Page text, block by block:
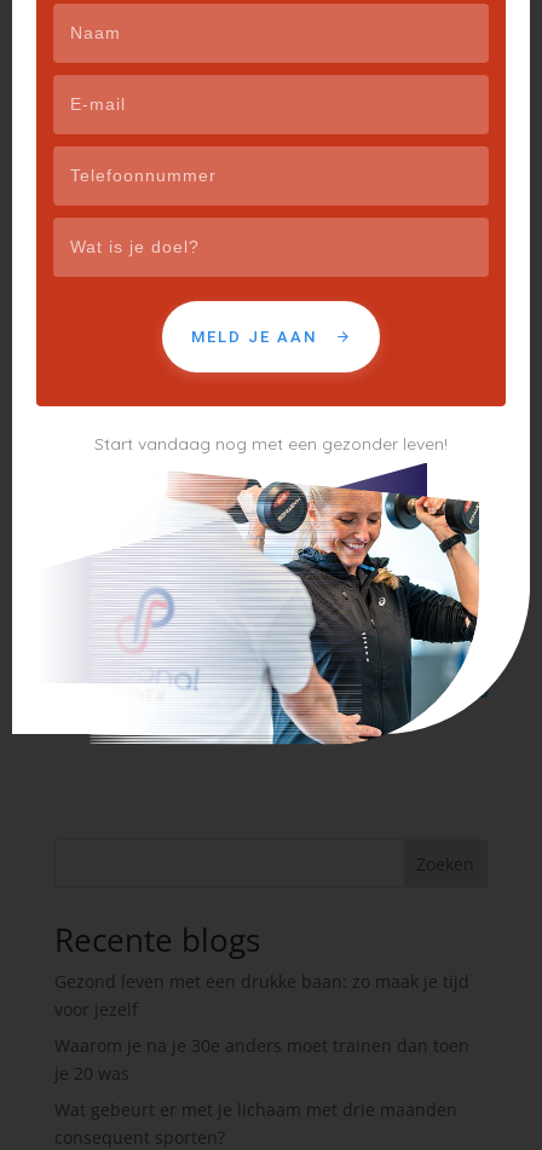
Reactie verzenden
velden zijn gemarkeerd met*
Zoeken
Recente blogs
Gezond leven met een drukke baan: zo maak je tijd
voor jezelf
Waarom je na je 30e anders moet trainen dan toen
je 20 was
Wat gebeurt er met je lichaam met drie maanden
consequent sporten?
MELD JE AAN
Start vandaag nog met een gezonder leven!